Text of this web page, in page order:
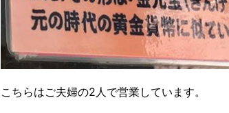
こちらはご夫婦の2人で営業しています。